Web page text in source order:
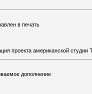
в печать
проекта американской
дополнение